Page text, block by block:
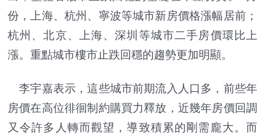
份，上海、杭州、寧波等城市新房價格漲幅居前；
杭州、北京、上海、深圳等城市二手房價環比上
漲。重點城市樓市止跌回穩的趨勢更加明顯。
李宇嘉表示，這些城市前期流入人口多，前些年
房價在高位徘徊制約購買力釋放，近幾年房價回調
又令許多人轉而觀望，導致積累的剛需龐大。而